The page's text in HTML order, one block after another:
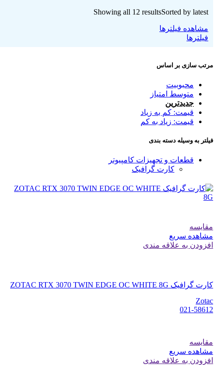
Showing all 12 resultsSorted by latest
مشاهده فیلترها
فیلترها
مرتب سازی بر اساس
محبوبیت
متوسط امتیاز
جدیدترین
قیمت: کم به زیاد
قیمت: زیاد به کم
فیلتر به وسیله دسته بندی
قطعات و تجهیزات کامپیوتر
کارت گرافیک
مقایسه
مشاهده سریع
افزودن به علاقه مندی
کارت گرافیک ZOTAC RTX 3070 TWIN EDGE OC WHITE 8G
Zotac
021-58612
مقایسه
مشاهده سریع
افزودن به علاقه مندی